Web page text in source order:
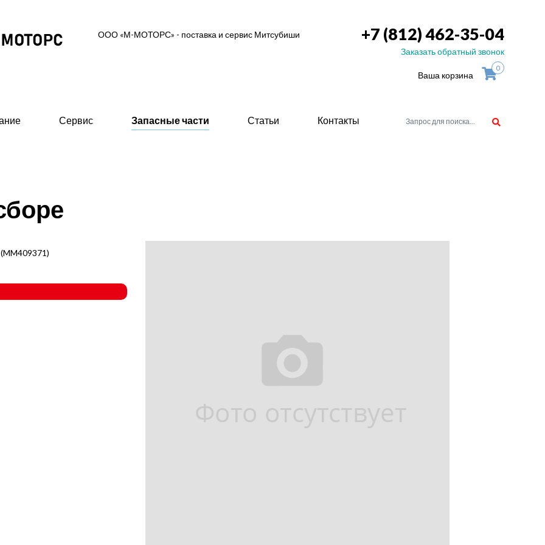
ООО «М-МОТОРС» - поставка и сервис Митсубиши +7 (812) 462-35-04
Заказать обратный звонок
Ваша корзина
0
(высоковольтные 0,6/10/11 кВ)
промышленного исполнения 0,4 кВ
415В)
двигателей
Сервис Запасные части Статьи Контакты